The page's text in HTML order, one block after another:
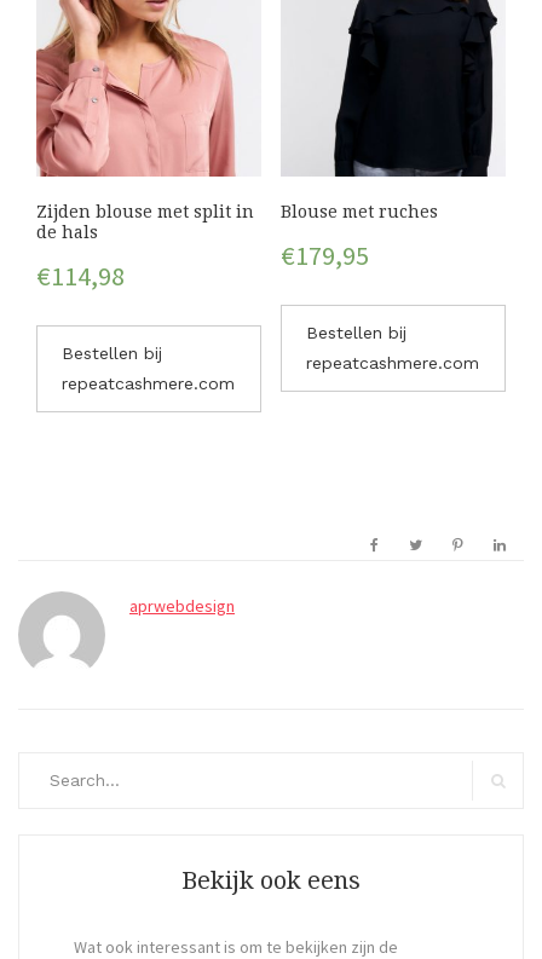
Zijden blouse met split in
de hals
€114,98
Bestellen bij
repeatcashmere.com
Blouse met ruches
€179,95
Bestellen bij
repeatcashmere.com
aprwebdesign
Bekijk ook eens
Wat ook interessant is om te bekijken zijn de